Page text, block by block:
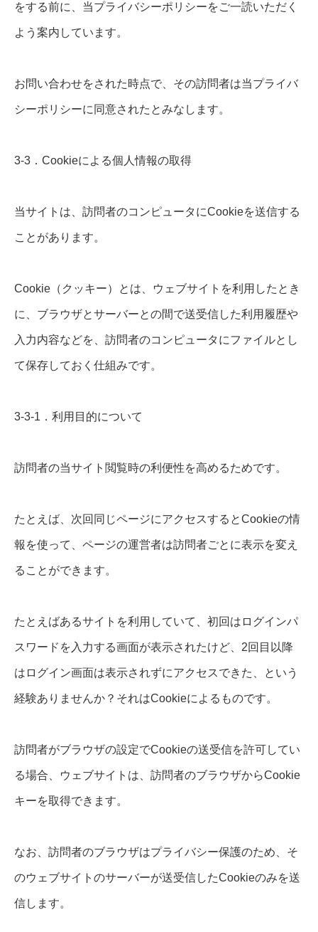
をする前に、当プライバシーポリシーをご一読いただく
よう案内しています。
お問い合わせをされた時点で、その訪問者は当プライバ
シーポリシーに同意されたとみなします。
3-3．Cookieによる個人情報の取得
当サイトは、訪問者のコンピュータにCookieを送信する
ことがあります。
Cookie（クッキー）とは、ウェブサイトを利用したとき
に、ブラウザとサーバーとの間で送受信した利用履歴や
入力内容などを、訪問者のコンピュータにファイルとし
て保存しておく仕組みです。
3-3-1．利用目的について
訪問者の当サイト閲覧時の利便性を高めるためです。
たとえば、次回同じページにアクセスするとCookieの情
報を使って、ページの運営者は訪問者ごとに表示を変え
ることができます。
たとえばあるサイトを利用していて、初回はログインパ
スワードを入力する画面が表示されたけど、2回目以降
はログイン画面は表示されずにアクセスできた、という
経験ありませんか？それはCookieによるものです。
訪問者がブラウザの設定でCookieの送受信を許可してい
る場合、ウェブサイトは、訪問者のブラウザからCookie
キーを取得できます。
なお、訪問者のブラウザはプライバシー保護のため、そ
のウェブサイトのサーバーが送受信したCookieのみを送
信します。